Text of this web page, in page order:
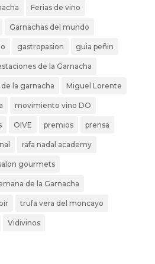
Ferias de vino
Garnachas del mundo
gastropasion guia peñin
de la Garnacha
la garnacha Miguel Lorente
movimiento vino DO
OIVE premios prensa
rafa nadal academy
gourmets
de la Garnacha
trufa vera del moncayo
Vidivinos